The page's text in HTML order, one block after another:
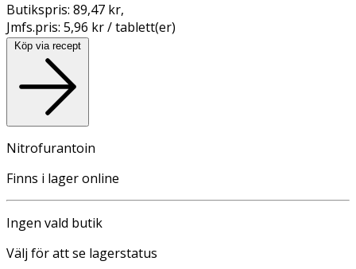
Butikspris: 89,47 kr,
Jmfs.pris: 5,96 kr / tablett(er)
Köp via recept
Nitrofurantoin
Finns i lager online
Ingen vald butik
Välj för att se lagerstatus